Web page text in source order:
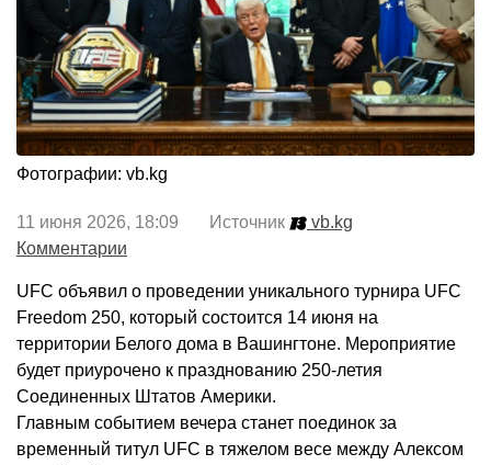
Фотографии: vb.kg
11 июня 2026, 18:09 Источник
vb.kg
Комментарии
UFC объявил о проведении уникального турнира UFC
Freedom 250, который состоится 14 июня на
территории Белого дома в Вашингтоне. Мероприятие
будет приурочено к празднованию 250-летия
Соединенных Штатов Америки.
Главным событием вечера станет поединок за
временный титул UFC в тяжелом весе между Алексом